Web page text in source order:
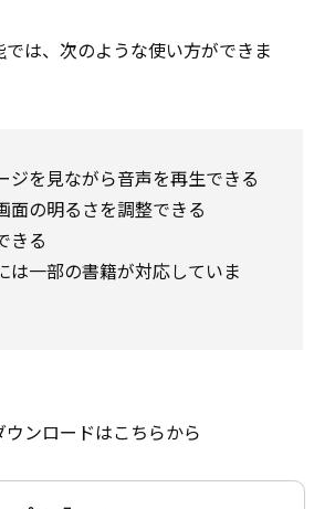
では、次のような使い方ができま
を見ながら音声を再生できる
の明るさを調整できる
きる
一部の書籍が対応していま
ンロードはこちらから